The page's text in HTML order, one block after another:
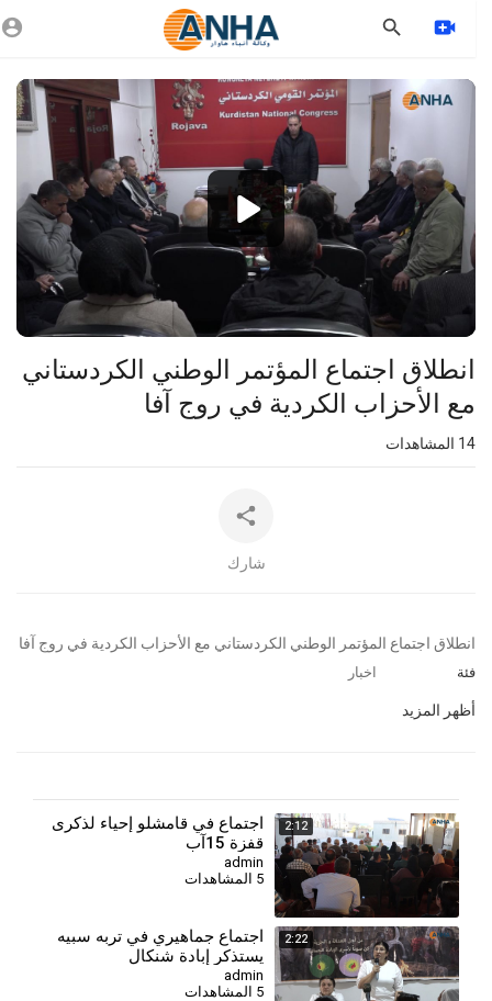
Video
Player
1080p
240p
auto
انطلاق اجتماع المؤتمر الوطني الكردستاني
مع الأحزاب الكردية في روج آفا
14المشاهدات
شارك
⁣انطلاق اجتماع المؤتمر الوطني الكردستاني مع الأحزاب الكردية في روج آفا
فئة اخبار
أظهر المزيد
2:12
اجتماع في قامشلو إحياء لذكرى
قفزة 15آب
admin
2:22
⁣اجتماع جماهيري في تربه سبيه
يستذكر إبادة شنكال
admin
5 المشاهدات